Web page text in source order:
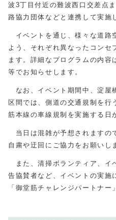
波3丁目付近の難波西口交差点
路協力団体などと連携して実施
イベントを通じ、様々な道路
よう、それぞれ異なったコンセ
ます。詳細なプログラムの内容
等でお知らせします。
なお、イベント期間中、淀屋
区間では、側道の交通規制を行
筋本線の車線規制を実施する日
当日は混雑が予想されますの
自粛や迂回にご協力をお願いし
また、清掃ボランティア、イ
告協賛者など、イベントの実施
「御堂筋チャレンジパートナー